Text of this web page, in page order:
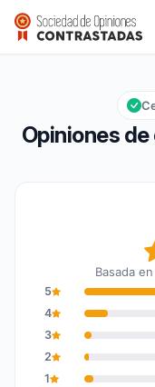
europaband
Calificación global: 9,3
9,3/10
Opiniones
Basada
5
4
3
2
1